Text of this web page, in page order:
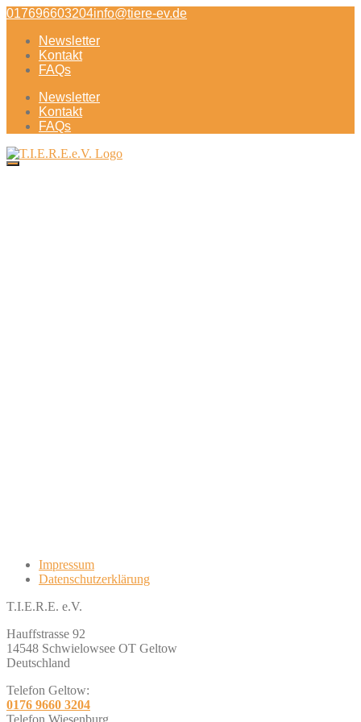
Direkt
Inhalt
017696603204info@tiere-ev.de
Newsletter
Kontakt
FAQs
Newsletter
Kontakt
FAQs
Impressum
Datenschutzerklärung
T.I.E.R.E. e.V.
Hauffstrasse 92
14548 Schwielowsee OT Geltow
Deutschland
Telefon Geltow:
0176 9660 3204